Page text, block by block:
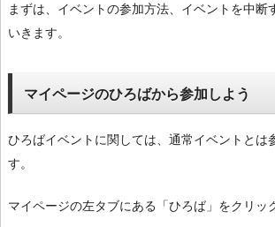
まずは、イベントの参加方法、イベントを中断
いきます。
マイページのひろばから参加しよう
ひろばイベントに関しては、通常イベントとは
す。
マイページの左タブにある「ひろば」をクリッ